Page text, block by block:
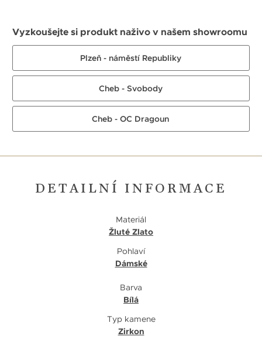
Vyzkoušejte si produkt naživo v našem showroomu
Plzeň - náměstí Republiky
Cheb - Svobody
Cheb - OC Dragoun
DETAILNÍ INFORMACE
Materiál
Žluté Zlato
Pohlaví
Dámské
Barva
Bílá
Typ kamene
Zirkon